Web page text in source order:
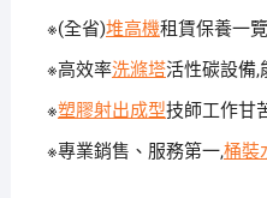
※(全省)堆高機租賃保養一
※高效率洗滌塔活性碳設備,
※塑膠射出成型技師工作甘
※專業銷售、服務第一,桶裝